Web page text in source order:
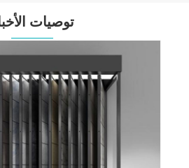
توصيات الأخبار